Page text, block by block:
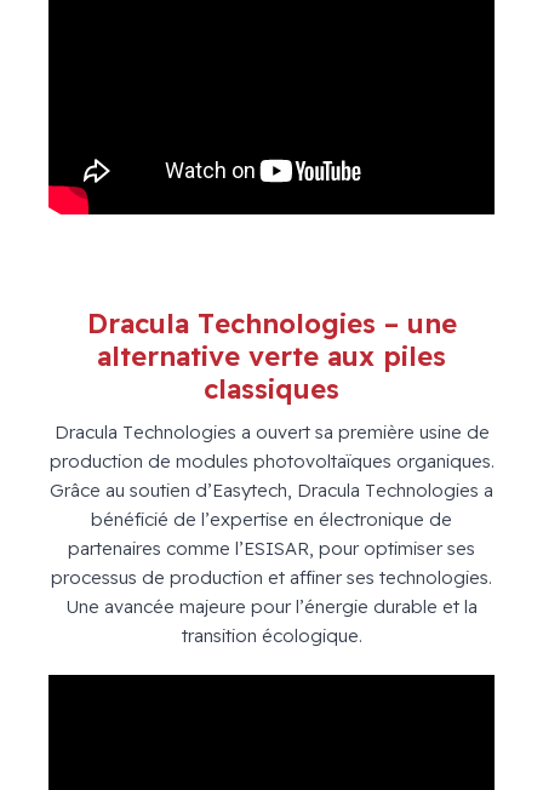
Dracula Technologies – une
alternative verte aux piles
classiques
Dracula Technologies a ouvert sa première usine de
production de modules photovoltaïques organiques.
Grâce au soutien d’Easytech, Dracula Technologies a
bénéficié de l’expertise en électronique de
partenaires comme l’ESISAR, pour optimiser ses
processus de production et affiner ses technologies.
Une avancée majeure pour l’énergie durable et la
transition écologique.